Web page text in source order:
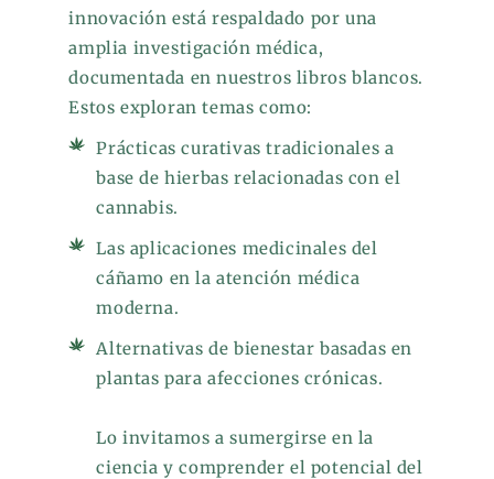
innovación está respaldado por una
amplia investigación médica,
documentada en nuestros libros blancos.
Estos exploran temas como:
Prácticas curativas tradicionales a
base de hierbas relacionadas con el
cannabis.
Las aplicaciones medicinales del
cáñamo en la atención médica
moderna.
Alternativas de bienestar basadas en
plantas para afecciones crónicas.
Lo invitamos a sumergirse en la
ciencia y comprender el potencial del